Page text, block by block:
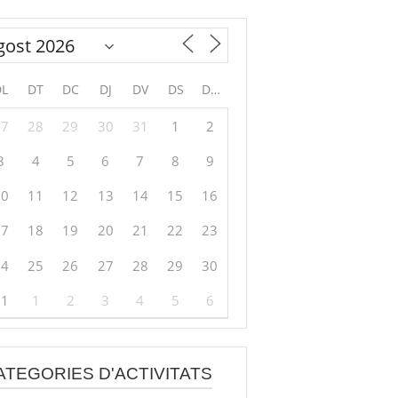
DT DC DJ DV DS DG
28 29 30 31 1
2
4 5 6 7 8
9
11 12 13 14 15
16
18 19 20 21 22
23
25 26 27 28 29
30
1 2 3 4 5 6
D'ACTIVITATS